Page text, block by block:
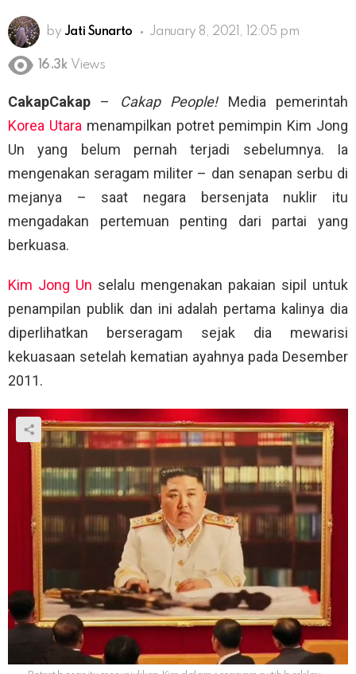
by Jati Sunarto January 8, 2021, 12:05 pm
16.3k Views
CakapCakap – Cakap People!Media pemerintah
Korea Utaramenampilkan potret pemimpin Kim Jong
Un yang belum pernah terjadi sebelumnya. Ia
mengenakan seragam militer – dan senapan serbu di
mejanya – saat negara bersenjata nuklir itu
mengadakan pertemuan penting dari partai yang
berkuasa.
Kim Jong Un selalu mengenakan pakaian sipil untuk
penampilan publik dan ini adalah pertama kalinya dia
diperlihatkan berseragam sejak dia mewarisi
kekuasaan setelah kematian ayahnya pada Desember
2011.